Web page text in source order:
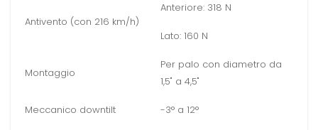
Antivento (con 216 km/h)
Anteriore: 318 N
Lato: 160 N
Montaggio
Per palo con diametro da
1,5" a 4,5"
Meccanico downtilt -3° a 12°